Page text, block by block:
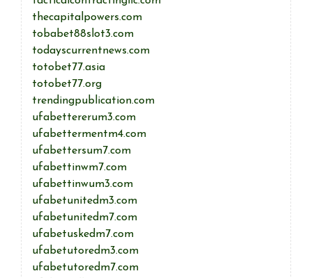
thecapitalpowers.com
tobabet88slot3.com
todayscurrentnews.com
totobet77.asia
totobet77.org
trendingpublication.com
ufabettererum3.com
ufabettermentm4.com
ufabettersum7.com
ufabettinwm7.com
ufabettinwum3.com
ufabetunitedm3.com
ufabetunitedm7.com
ufabetuskedm7.com
ufabetutoredm3.com
ufabetutoredm7.com